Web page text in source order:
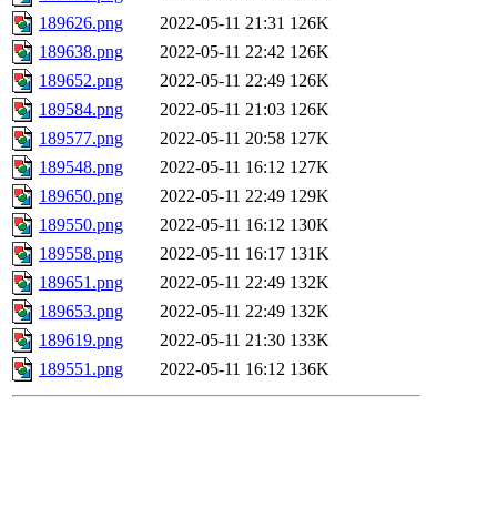
189626.png
2022-05-11 21:31 126K
189638.png
2022-05-11 22:42 126K
189652.png
2022-05-11 22:49 126K
189584.png
2022-05-11 21:03 126K
189577.png
2022-05-11 20:58 127K
189548.png
2022-05-11 16:12 127K
189650.png
2022-05-11 22:49 129K
189550.png
2022-05-11 16:12 130K
189558.png
2022-05-11 16:17 131K
189651.png
2022-05-11 22:49 132K
189653.png
2022-05-11 22:49 132K
189619.png
2022-05-11 21:30 133K
189551.png
2022-05-11 16:12 136K